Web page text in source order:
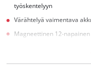
työskentelyyn
Värähtelyä vaimentava
Magneettinen 12-